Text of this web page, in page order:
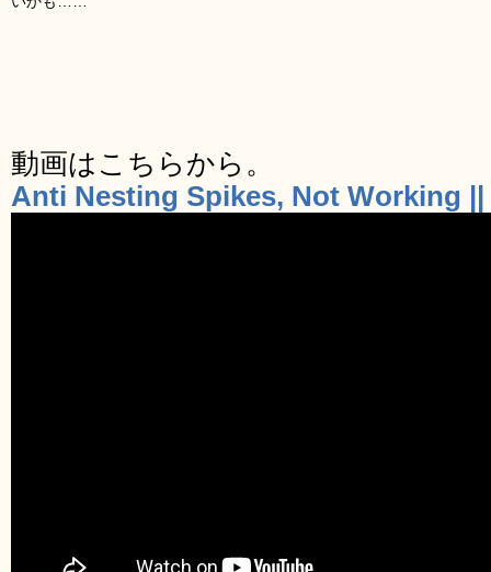
動画はこちらから。
Anti Nesting Spikes, Not Working ||